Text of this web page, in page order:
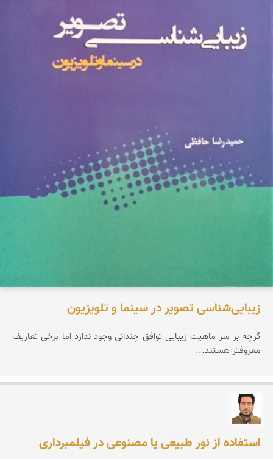
زیبایی‌شناسی تصویر در سینما و تلویزیون
گرچه بر سر ماهیت زیبایی توافق چندانی وجود ندارد اما برخی تعاریف
معروفتر هستند...
استفاده از نور طبیعی یا مصنوعی در فیلمبرداری